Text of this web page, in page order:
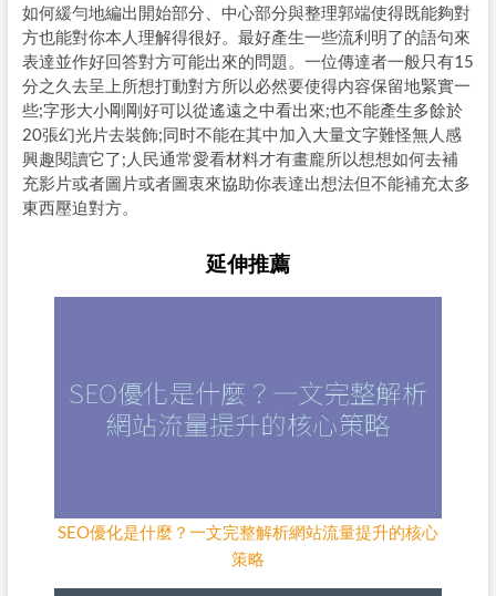
如何緩勻地編出開始部分、中心部分與整理郭端使得既能夠對
方也能對你本人理解得很好。最好產生一些流利明了的語句來
表達並作好回答對方可能出來的問題。一位傳達者一般只有15
分之久去呈上所想打動對方所以必然要使得内容保留地緊實一
些;字形大小剛剛好可以從遙遠之中看出來;也不能產生多餘於
20張幻光片去裝飾;同时不能在其中加入大量文字難怪無人感
興趣閱讀它了;人民通常愛看材料才有畫龐所以想想如何去補
充影片或者圖片或者圖衷來協助你表達出想法但不能補充太多
東西壓迫對方。
延伸推薦
SEO優化是什麼？一文完整解析網站流量提升的核心
策略